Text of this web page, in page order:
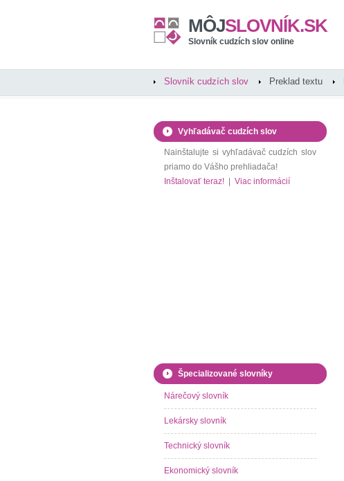
MÔJSLOVNÍK.SK
Slovník cudzích slov online
Slovník cudzích slov Preklad textu
Vyhľadávač cudzích slov
Nainštalujte si vyhľadávač cudzích slov
priamo do Vášho prehliadača!
Inštalovať teraz!
Viac informácií
Špecializované slovníky
Nárečový slovník
Lekársky slovník
Technický slovník
Ekonomický slovník